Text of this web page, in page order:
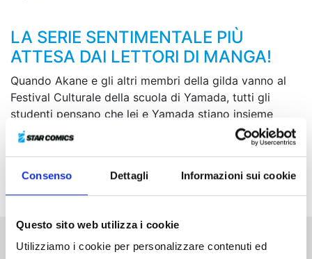
Consenso Dettagli Informazioni sui cookie
Questo sito web utilizza i cookie
Utilizziamo i cookie per personalizzare contenuti ed
LA SERIE SENTIMENTALE PIÙ
ATTESA DAI LETTORI DI MANGA!
Quando Akane e gli altri membri della gilda vanno al
Festival Culturale della scuola di Yamada, tutti gli
studenti pensano che lei e Yamada stiano insieme
creando un imbarazzante malinteso. In seguito, Akane
si prende una brutta influenza tanto da svenire in
i sensi, però, al suo fianco vede un volto familiare...